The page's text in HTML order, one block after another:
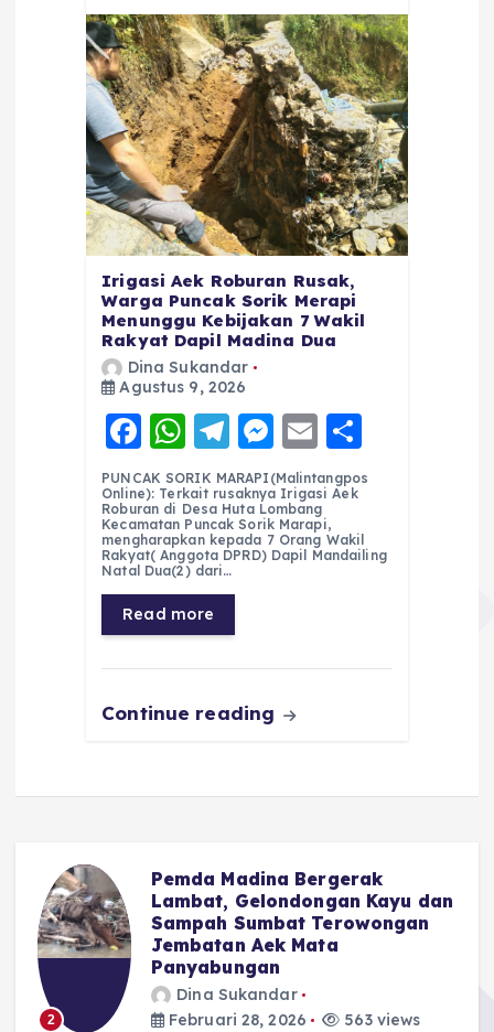
Irigasi Aek Roburan Rusak,
Warga Puncak Sorik Merapi
Menunggu Kebijakan 7 Wakil
Rakyat Dapil Madina Dua
Dina Sukandar
Agustus 9, 2026
F
a
c
e
b
o
o
k
W
h
a
ts
A
p
p
T
el
e
g
r
a
m
M
e
ss
e
n
E
m
ai
l
h
re
PUNCAK SORIK MARAPI(Malintangpos
Online): Terkait rusaknya Irigasi Aek
Roburan di Desa Huta Lombang
Kecamatan Puncak Sorik Marapi,
mengharapkan kepada 7 Orang Wakil
Rakyat( Anggota DPRD) Dapil Mandailing
Natal Dua(2) dari…
Read more
Continue reading
2
Pemda Madina Bergerak
Lambat, Gelondongan Kayu dan
Sampah Sumbat Terowongan
Jembatan Aek Mata
Panyabungan
Dina Sukandar
Februari 28, 2026
563 views